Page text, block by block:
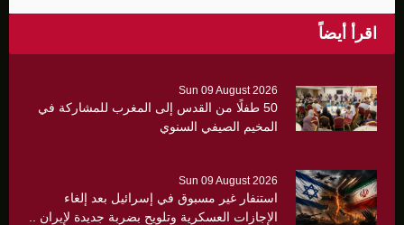
اقرأ أيضاً
Sun 09 August 2026
50 طفلًا من القدس إلى المغرب للمشاركة في
المخيم الصيفي السنوي
Sun 09 August 2026
استنفار غير مسبوق في إسرائيل بعد إلغاء
الإجازات العسكرية وتلويح بضربة جديدة لإيران ..